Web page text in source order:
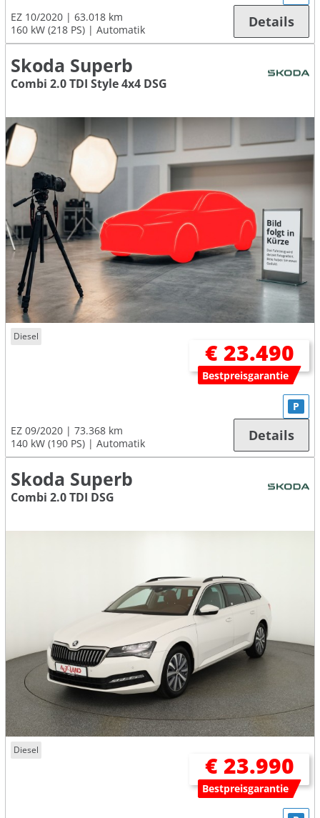
EZ 10/2020
63.018 km
160 kW (218 PS)
Automatik Details
Skoda Superb
Combi 2.0 TDI Style 4x4 DSG
Diesel
€ 23.490
Bestpreisgarantie
EZ 09/2020
73.368 km
140 kW (190 PS)
Automatik
P
Details
Skoda Superb
Combi 2.0 TDI DSG
Diesel
€ 23.990
Bestpreisgarantie